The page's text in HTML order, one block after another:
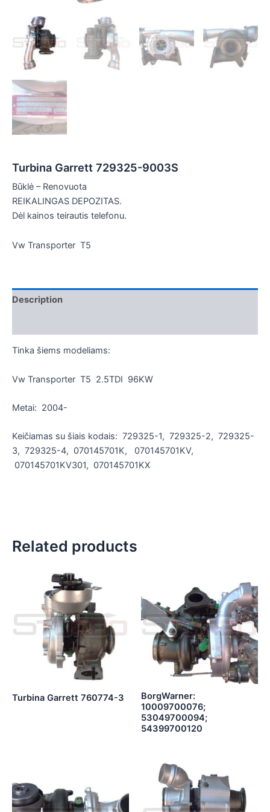
Turbina Garrett 729325-9003S
Būklė – Renovuota
REIKALINGAS DEPOZITAS.
Dėl kainos teirautis telefonu.
Vw Transporter T5
Description
Tinka šiems modeliams:
Vw Transporter T5 2.5TDI 96KW
Metai: 2004-
Keičiamas su šiais kodais: 729325-1, 729325-2, 729325-
3, 729325-4, 070145701K, 070145701KV,
070145701KV301, 070145701KX
Related products
Turbina Garrett 760774-3
BorgWarner:
10009700076;
53049700094;
54399700120